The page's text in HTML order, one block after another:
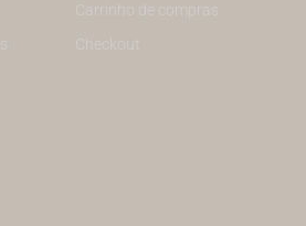
Carrinho de compras
Checkout